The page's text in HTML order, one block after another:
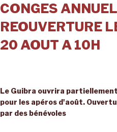
CONGES
REOUVERTURE
20 AOUT A 10H
Le Guibra ouvrira
pour les apéros d'août.
par des bénévoles